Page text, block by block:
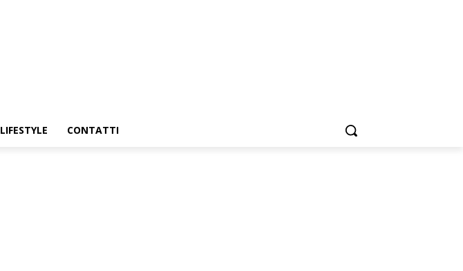
LIFESTYLE CONTATTI